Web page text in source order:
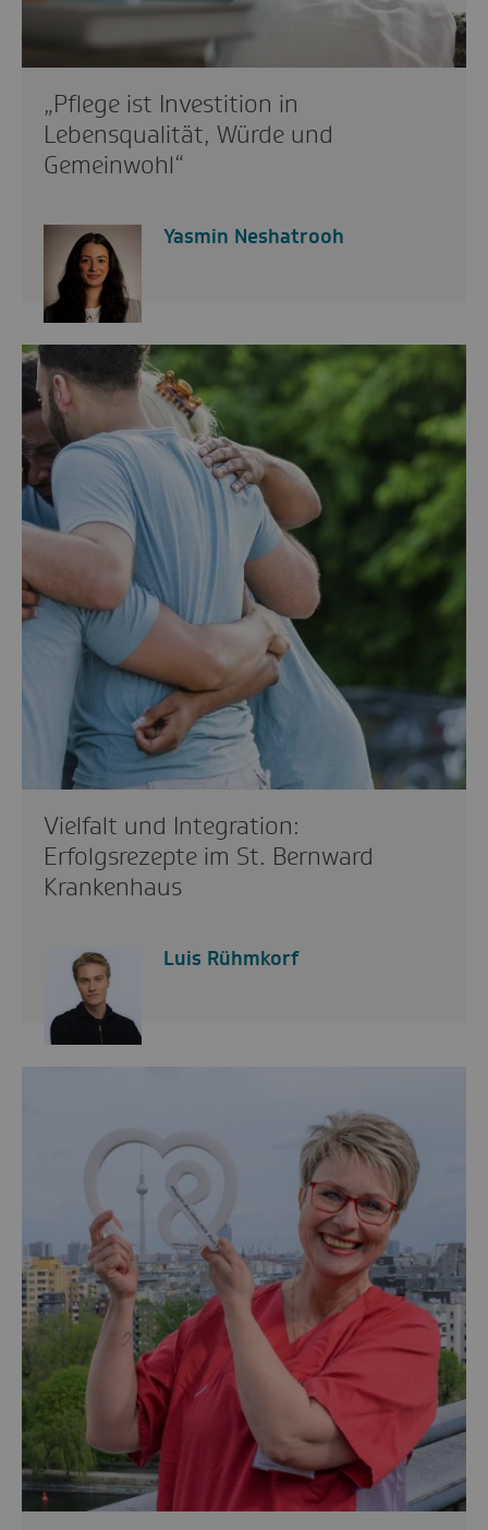
„Pflege ist Investition in
Lebensqualität, Würde und
Gemeinwohl“
Yasmin Neshatrooh
Vielfalt und Integration:
Erfolgsrezepte im St. Bernward
Krankenhaus
Luis Rühmkorf